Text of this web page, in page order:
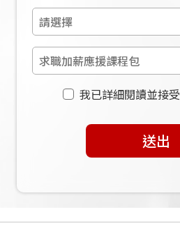
我已詳細閱讀並接受
送出